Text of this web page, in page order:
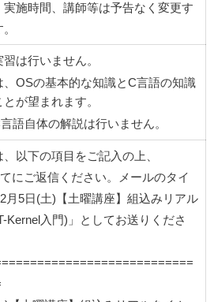
施時間、講師等は予告なく変更す
は行いません。
、OSの基本的な知識とC言語の知識
が望まれます。
語自体の解説は行いません。
以下の項目をご記入の上、
にご返信ください。メールのタイ
月5日(土)【土曜講座】組込みリアル
Kernel入門)」としてお送りくださ